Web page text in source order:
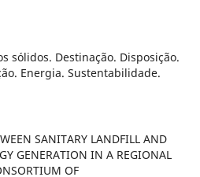
sólidos. Destinação. Disposição.
Energia. Sustentabilidade.
SANITARY LANDFILL AND
GENERATION IN A REGIONAL
OF